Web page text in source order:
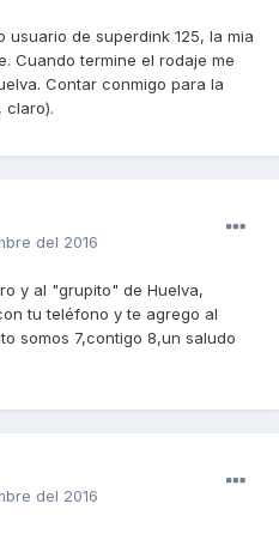
de superdink 125, la mia
Cuando termine el rodaje me
Contar conmigo para la
claro).
del 2016
y al "grupito" de Huelva,
tu teléfono y te agrego al
somos 7,contigo 8,un saludo
del 2016